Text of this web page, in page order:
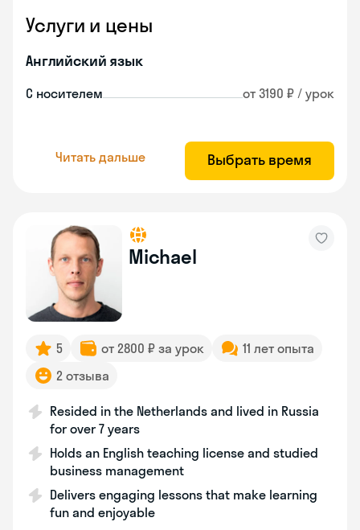
Услуги и цены
Английский язык
С носителем от 3190 ₽ / урок
Читать дальше Выбрать время
Michael
5 от 2800 ₽ за урок
11 лет опыта
2 отзыва
Resided in the Netherlands and lived in Russia
for over 7 years
Holds an English teaching license and studied
business management
Delivers engaging lessons that make learning
fun and enjoyable